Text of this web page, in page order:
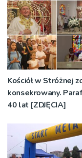
Kościół w Stróżnej
konsekrowany.
40 lat [ZDJĘCIA]